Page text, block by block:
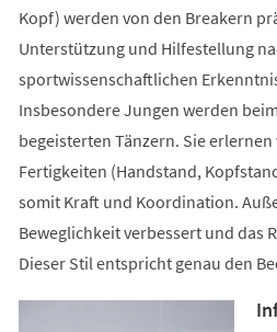
Kopf) werden von den Breakern
Unterstützung und Hilfestellung
sportwissenschaftlichen
Insbesondere Jungen werden
begeisterten Tänzern. Sie
Fertigkeiten (Handstand,
somit Kraft und Koordination.
Beweglichkeit verbessert und das
Dieser Stil entspricht genau den